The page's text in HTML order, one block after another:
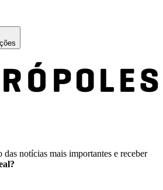
notícias mais importantes e receber